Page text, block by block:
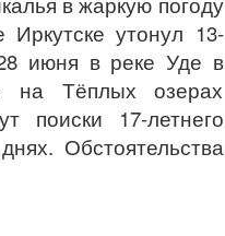
Иркутске утонул 13-
июня в реке Уде в
на Тёплых озерах
поиски 17-летнего
Обстоятельства